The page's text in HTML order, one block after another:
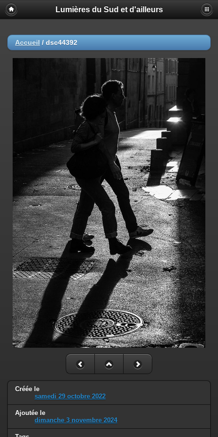
Lumières du Sud et d'ailleurs
Accueil / dsc44392
Créée le
samedi 29 octobre 2022
Ajoutée le
dimanche 3 novembre 2024